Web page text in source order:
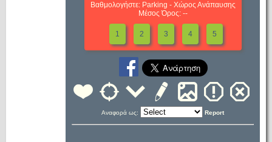
Βαθμολογήστε: Parking - Χώρος Ανάπαυσης
Μέσος Όρος: --
1 2 3 4 5
Αναφορά ως: Report